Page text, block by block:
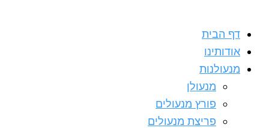
דף הבית
אודותינו
מנעולנות
מנעולן
פורץ מנעולים
פריצת מנעולים